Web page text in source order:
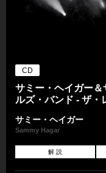
CD
サミー・ヘイガー
ルズ・バンド - ザ・
サミー・ヘイガー
Sammy Hagar
解 説